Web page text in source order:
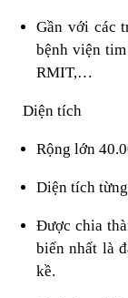
Gần với các
bệnh viện
RMIT,…
Diện tích
Rộng lớn
Diện tích
Được chia
biến nhất là
kề.